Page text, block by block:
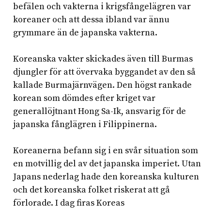
befälen och vakterna i krigsfångelägren var
koreaner och att dessa ibland var ännu
grymmare än de japanska vakterna.
Koreanska vakter skickades även till Burmas
djungler för att övervaka byggandet av den så
kallade Burmajärnvägen. Den högst rankade
korean som dömdes efter kriget var
generallöjtnant Hong Sa-Ik, ansvarig för de
japanska fånglägren i Filippinerna.
Koreanerna befann sig i en svår situation som
en motvillig del av det japanska imperiet. Utan
Japans nederlag hade den koreanska kulturen
och det koreanska folket riskerat att gå
förlorade. I dag firas Koreas